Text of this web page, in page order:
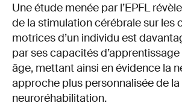
Une étude menée par l’EPFL
de la stimulation cérébrale sur les
motrices d’un individu est
par ses capacités
âge, mettant ainsi en évidence la
approche plus personnalisée de la
neuroréhabilitation.